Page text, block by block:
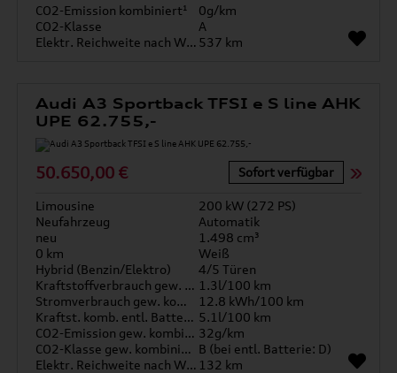
CO2-Emission kombiniert¹
0g/km
CO2-Klasse
A
Elektr. Reichweite nach WLTP* 537 km
Audi A3 Sportback TFSI e S line AHK
UPE 62.755,-
50.650,00 € Sofort verfügbar
Limousine
200 kW (272 PS)
Neufahrzeug
Automatik
neu
1.498 cm³
0 km
Weiß
Hybrid (Benzin/Elektro)
4/5 Türen
Kraftstoffverbrauch gew. kombiniert 1.3l/100 km
Stromverbrauch gew. kombiniert
12.8 kWh/100 km
Kraftst. komb. entl. Batterie 5.1l/100 km
CO2-Emission gew. kombiniert 32g/km
CO2-Klasse gew. kombiniert B (bei entl. Batterie: D)
Elektr. Reichweite nach WLTP* 132 km